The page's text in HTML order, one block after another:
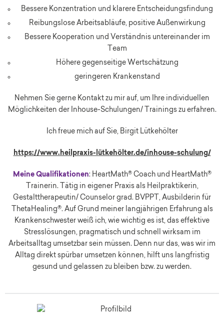
Bessere Konzentration und klarere Entscheidungsfindung
Reibungslose Arbeitsabläufe, positive Außenwirkung
Bessere Kooperation und Verständnis untereinander im
Team
Höhere gegenseitige Wertschätzung
geringeren Krankenstand
Nehmen Sie gerne Kontakt zu mir auf, um Ihre individuellen
Möglichkeiten der Inhouse-Schulungen/ Trainings zu erfahren.
Ich freue mich auf Sie, Birgit Lütkehölter
https://www.heilpraxis-lütkehölter.de/inhouse-schulung/
Meine Qualifikationen: HeartMath® Coach und HeartMath®
Trainerin. Tätig in eigener Praxis als Heilpraktikerin,
Gestalttherapeutin/ Counselor grad. BVPPT, Ausbilderin für
ThetaHealing®. Auf Grund meiner langjährigen Erfahrung als
Krankenschwester weiß ich, wie wichtig es ist, das effektive
Stresslösungen, pragmatisch und schnell wirksam im
Arbeitsalltag umsetzbar sein müssen. Denn nur das, was wir im
Alltag direkt spürbar umsetzen können, hilft uns langfristig
gesund und gelassen zu bleiben bzw. zu werden.